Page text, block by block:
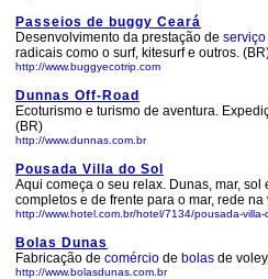
Passeios de buggy Ceará
Desenvolvimento da prestação de serviço
radicais como o surf, kitesurf e outros.
http://www.buggyecotrip.com
Dunnas Off-Road
Ecoturismo e turismo de aventura.
(BR)
http://www.dunnas.com.br
Pousada Villa do Sol
Aqui começa o seu relax. Dunas, mar,
completos e de frente para o mar, rede
http://www.hotel.com.br/hotel/7134/pousada-villa-
Bolas Dunas
Fabricação de comércio de bolas de
http://www.bolasdunas.com.br